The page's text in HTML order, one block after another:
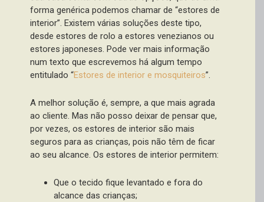
forma genérica podemos chamar de “estores de
interior”. Existem várias soluções deste tipo,
desde estores de rolo a estores venezianos ou
estores japoneses. Pode ver mais informação
num texto que escrevemos há algum tempo
entitulado “Estores de interior e mosquiteiros”.
A melhor solução é, sempre, a que mais agrada
ao cliente. Mas não posso deixar de pensar que,
por vezes, os estores de interior são mais
seguros para as crianças, pois não têm de ficar
ao seu alcance. Os estores de interior permitem:
Que o tecido fique levantado e fora do
alcance das crianças;